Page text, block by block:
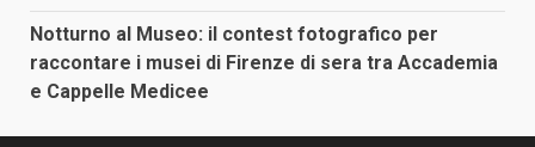
Notturno al Museo: il contest fotografico per
raccontare i musei di Firenze di sera tra Accademia
e Cappelle Medicee